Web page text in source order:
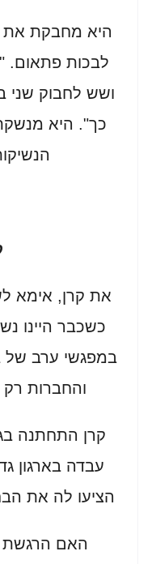
היא מחבקת את
לבכות פתאום.
ושש לחבוק שני
כך". היא
את קרן, אימא
כשכבר היינו
במפגשי ערב של
והחברות
קרן התחתנה
עבדה בארגון
הציעו לה את
האם